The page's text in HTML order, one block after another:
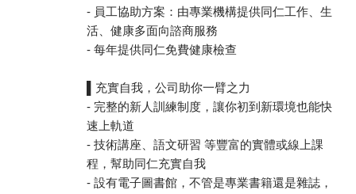
- 員工協助方案：由專業機構提供同仁工作、生
活、健康多面向諮商服務
- 每年提供同仁免費健康檢查
▌充實自我，公司助你一臂之力
- 完整的新人訓練制度，讓你初到新環境也能快
速上軌道
- 技術講座、語文研習 等豐富的實體或線上課
程，幫助同仁充實自我
- 設有電子圖書館，不管是專業書籍還是雜誌，